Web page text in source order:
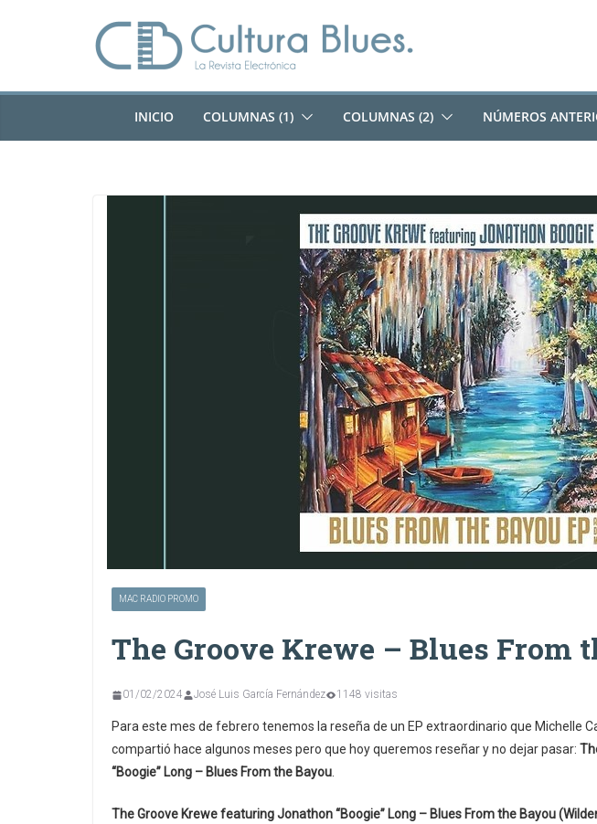
INICIO COLUMNAS (1) COLUMNAS (2) NÚMEROS
MAC RADIO PROMO
The Groove Krewe – Blues From
01/02/2024 José Luis García Fernández 1148 visitas
Para este mes de febrero tenemos la reseña de un EP extraordinario que Michelle
compartió hace algunos meses pero que hoy queremos reseñar y no dejar pasar:
“Boogie” Long – Blues From the Bayou
The Groove Krewe featuring Jonathon “Boogie” Long – Blues From the Bayou